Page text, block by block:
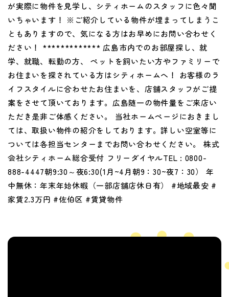
が実際に物件を見学し、シティホームのスタッフに色々聞
いちゃいます！ ※ご紹介している物件が埋まってしまうこ
ともありますので、気になる方はお早めにお問い合わせく
ださい！ ************* 広島市内でのお部屋探し、就
学、就職、転勤の方、 ペットを飼いたい方やファミリーで
お住まいを探されている方はシティホームへ！ お客様のラ
イフスタイルに合わせたお住まいを、店舗スタッフがご提
案をさせて頂いております。広島随一の物件量をご来店い
ただき是非ご体感ください。 当社ホームページにおきまし
ては、取扱い物件の紹介をしております。詳しい空室等に
ついては各担当センターまでお問い合わせください。 株式
会社シティホーム総合受付 フリーダイヤルTEL : 0800-
888-4447朝9:30～夜6:30(1月~4月朝9：30~夜7：30） 年
中無休：年末年始休暇（一部店舗店休日有） #地域最安 #
家賃2.3万円 #佐伯区 #賃貸物件